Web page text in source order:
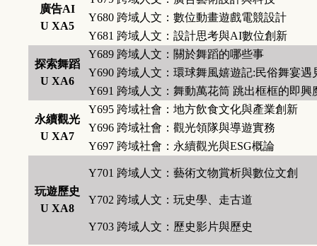
廣告AI
U XA5
Y680 跨域人文：數位動畫遊戲電競設計
Y681 跨域人文：設計思考與AI數位創新
探索舞蹈
U XA6
Y689 跨域人文：關於舞蹈的哪些事
Y690 跨域人文：環球舞風嬉遊記:民俗舞宴遇
Y691 跨域人文：舞動萬花筒 跳出框框的即興
永續觀光
U XA7
Y695 跨域社會：地方飲食文化與產業創新
Y696 跨域社會：觀光領隊與導遊實務
Y697 跨域社會：永續觀光與ESG概論
玩遊歷史
U XA8
Y701 跨域人文：藝術文物賞析與數位文創
Y702 跨域人文：玩史學、走古道
Y703 跨域人文：歷史影片與歷史